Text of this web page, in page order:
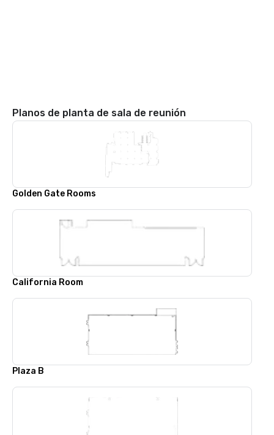
Planos de planta de sala de reunión
Golden Gate Rooms
California Room
Plaza B